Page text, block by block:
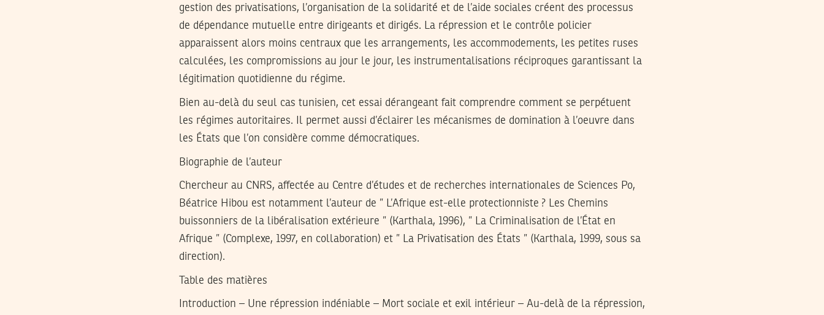
gestion des privatisations, l’organisation de la solidarité et de l’aide sociales créent des processus
de dépendance mutuelle entre dirigeants et dirigés. La répression et le contrôle policier
apparaissent alors moins centraux que les arrangements, les accommodements, les petites ruses
calculées, les compromissions au jour le jour, les instrumentalisations réciproques garantissant la
légitimation quotidienne du régime.
Bien au-delà du seul cas tunisien, cet essai dérangeant fait comprendre comment se perpétuent
les régimes autoritaires. Il permet aussi d’éclairer les mécanismes de domination à l’oeuvre dans
les États que l’on considère comme démocratiques.
Biographie de l’auteur
Chercheur au CNRS, affectée au Centre d’études et de recherches internationales de Sciences Po,
Béatrice Hibou est notamment l’auteur de ” L’Afrique est-elle protectionniste ? Les Chemins
buissonniers de la libéralisation extérieure ” (Karthala, 1996), ” La Criminalisation de l’État en
Afrique ” (Complexe, 1997, en collaboration) et ” La Privatisation des États ” (Karthala, 1999, sous sa
direction).
Table des matières
Introduction – Une répression indéniable – Mort sociale et exil intérieur – Au-delà de la répression,